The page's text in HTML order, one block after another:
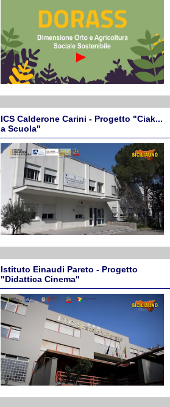
ICS Calderone Carini - Progetto "Ciak...
a Scuola"
Istituto Einaudi Pareto - Progetto
"Didattica Cinema"